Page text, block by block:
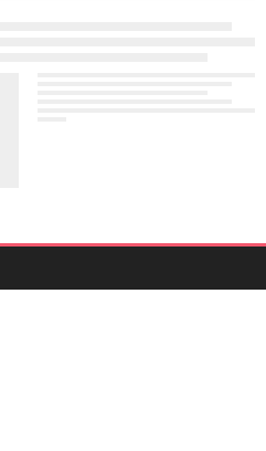
NỘI DUNG
Complex, Số 01, phố